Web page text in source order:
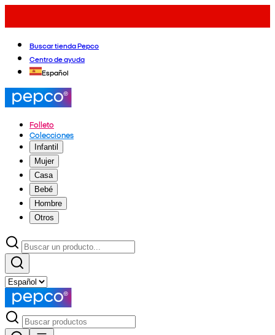
Buscar tienda Pepco
Centro de ayuda
Español
Folleto
Colecciones
Infantil
Mujer
Casa
Bebé
Hombre
Otros